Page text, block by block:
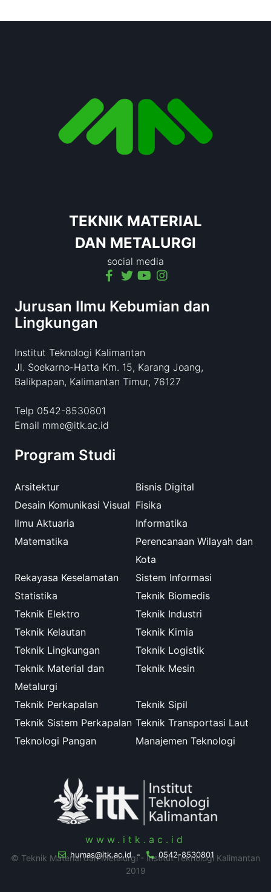
TEKNIK MATERIAL
DAN METALURGI
social media
Jurusan Ilmu Kebumian dan
Lingkungan
Institut Teknologi Kalimantan
Jl. Soekarno-Hatta Km. 15, Karang Joang,
Balikpapan, Kalimantan Timur, 76127
Telp 0542-8530801
Email mme@itk.ac.id
Program Studi
Arsitektur
Bisnis Digital
Desain Komunikasi Visual Fisika
Ilmu Aktuaria
Informatika
Matematika
Perencanaan Wilayah dan
Kota
Rekayasa Keselamatan
Sistem Informasi
Statistika
Teknik Biomedis
Teknik Elektro
Teknik Industri
Teknik Kelautan
Teknik Kimia
Teknik Lingkungan
Teknik Logistik
Teknik Material dan
Metalurgi
Teknik Mesin
Teknik Perkapalan
Teknik Sipil
Teknik Sistem Perkapalan Teknik Transportasi Laut
Teknologi Pangan
Manajemen Teknologi
www.itk.ac.id
humas@itk.ac.id - 0542-8530801
© Teknik Material dan Metalurgi - Institut Teknologi Kalimantan
2019